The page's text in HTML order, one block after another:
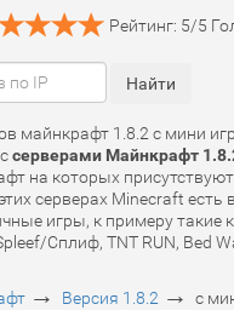
Рейтинг: 5/5
майнкрафт 1.8.2 с мини
серверами Майнкрафт
на которых
серверах Minecraft
игры, к примеру такие
Сплиф, TNT RUN, Bed
→ Версия 1.8.2 → с